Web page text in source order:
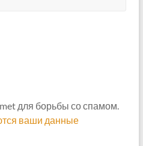
для борьбы со спамом.
ваши данные